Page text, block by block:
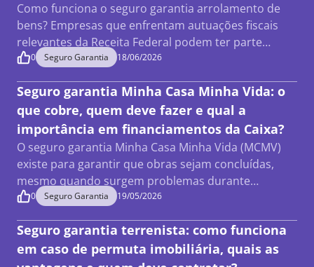
Como funciona o seguro garantia arrolamento de
bens? Empresas que enfrentam autuações fiscais
relevantes da Receita Federal podem ter parte…
0 Seguro Garantia 18/06/2026
Seguro garantia Minha Casa Minha Vida: o
que cobre, quem deve fazer e qual a
importância em financiamentos da Caixa?
O seguro garantia Minha Casa Minha Vida (MCMV)
existe para garantir que obras sejam concluídas,
mesmo quando surgem problemas durante…
0 Seguro Garantia 19/05/2026
Seguro garantia terrenista: como funciona
em caso de permuta imobiliária, quais as